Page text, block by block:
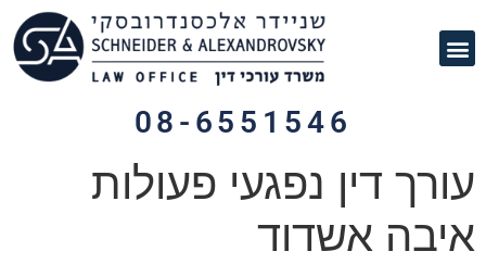
08-6551546
עורך דין נפגעי פעולות
איבה אשדוד